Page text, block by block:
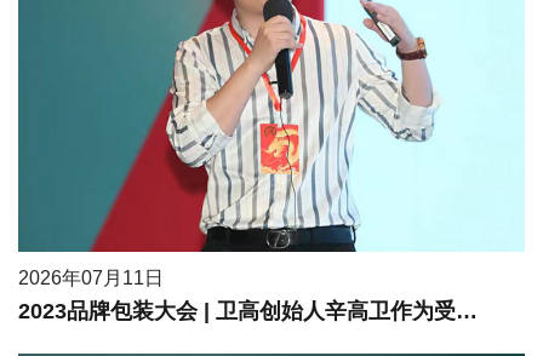
2026年07月11日
2023品牌包装大会 | 卫高创始人辛高卫作为受邀嘉宾进行现场分享